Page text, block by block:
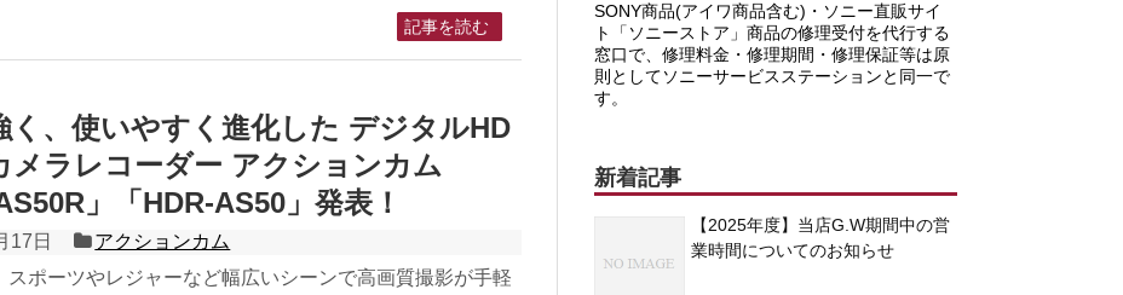
記事を読む
く、使いやすく進化した デジタルHD
メラレコーダー アクションカム
」「HDR-AS50」発表！
17日
アクションカム
スポーツやレジャーなど幅広いシーンで高画質撮影が手軽
SONY商品(アイワ商品含む)・ソニー直販サイ
ト「ソニーストア」商品の修理受付を代行する
窓口で、修理料金・修理期間・修理保証等は原
則としてソニーサービスステーションと同一で
す。
新着記事
【2025年度】当店G.W期間中の営
業時間についてのお知らせ